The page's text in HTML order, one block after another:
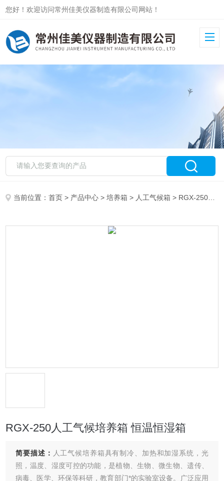
您好！欢迎访问常州佳美仪器制造有限公司网站！
当前位置：首页 > 产品中心 >培养箱 > 人工气候箱 > RGX-250RGX-250人工气候培养箱 恒温恒湿箱
RGX-250人工气候培养箱 恒温恒湿箱
简要描述： 人工气候培养箱具有制冷、加热和加湿系统，光
照，温度、湿度可控的功能，是植物、生物、微生物、遗传、
病毒、医学、环保等科研，教育部门*的实验室设备。广泛应用